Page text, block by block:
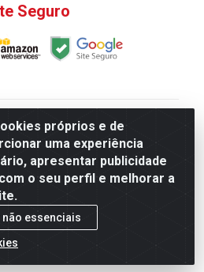
próprios e de
uma experiência
apresentar publicidade
o seu perfil e melhorar a
não essenciais
Seguro
Rua do Matoso, 132 - Praça da
RJ - CEP 20.270-135 - CNPJ
0001-25
descontos, preços e
e entrega expostos aqui são
via internet. Preços e
sem aviso prévio.